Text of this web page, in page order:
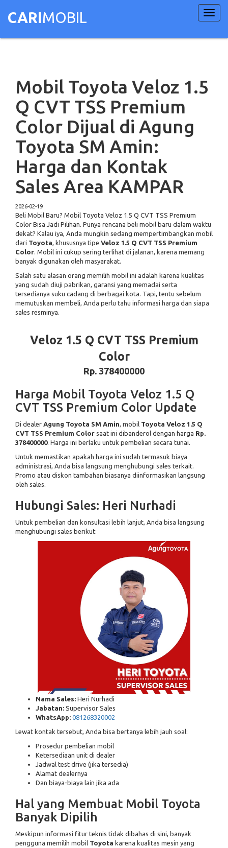
CARIMOBIL
Mobil Toyota Veloz 1.5
Q CVT TSS Premium
Color Dijual di Agung
Toyota SM Amin:
Harga dan Kontak
Sales Area KAMPAR
2026-02-19
Beli Mobil Baru? Mobil Toyota Veloz 1.5 Q CVT TSS Premium
Color Bisa Jadi Pilihan. Punya rencana beli mobil baru dalam waktu
dekat? Kalau iya, Anda mungkin sedang mempertimbangkan mobil
dari Toyota, khususnya tipe Veloz 1.5 Q CVT TSS Premium
Color. Mobil ini cukup sering terlihat di jalanan, karena memang
banyak digunakan oleh masyarakat.
Salah satu alasan orang memilih mobil ini adalah karena kualitas
yang sudah diuji pabrikan, garansi yang memadai serta
tersedianya suku cadang di berbagai kota. Tapi, tentu sebelum
memutuskan membeli, Anda perlu tahu informasi harga dan siapa
sales resminya.
Veloz 1.5 Q CVT TSS Premium
Color
Rp. 378400000
Harga Mobil Toyota Veloz 1.5 Q
CVT TSS Premium Color Update
Di dealer Agung Toyota SM Amin, mobil Toyota Veloz 1.5 Q
CVT TSS Premium Color saat ini dibanderol dengan harga Rp.
378400000. Harga ini berlaku untuk pembelian secara tunai.
Untuk memastikan apakah harga ini sudah termasuk biaya
administrasi, Anda bisa langsung menghubungi sales terkait.
Promo atau diskon tambahan biasanya diinformasikan langsung
oleh sales.
Hubungi Sales: Heri Nurhadi
Untuk pembelian dan konsultasi lebih lanjut, Anda bisa langsung
menghubungi sales berikut:
Nama Sales: Heri Nurhadi
Jabatan: Supervisor Sales
WhatsApp: 081268320002
Lewat kontak tersebut, Anda bisa bertanya lebih jauh soal:
Prosedur pembelian mobil
Ketersediaan unit di dealer
Jadwal test drive (jika tersedia)
Alamat dealernya
Dan biaya-biaya lain jika ada
Hal yang Membuat Mobil Toyota
Banyak Dipilih
Meskipun informasi fitur teknis tidak dibahas di sini, banyak
pengguna memilih mobil Toyota karena kualitas mesin yang